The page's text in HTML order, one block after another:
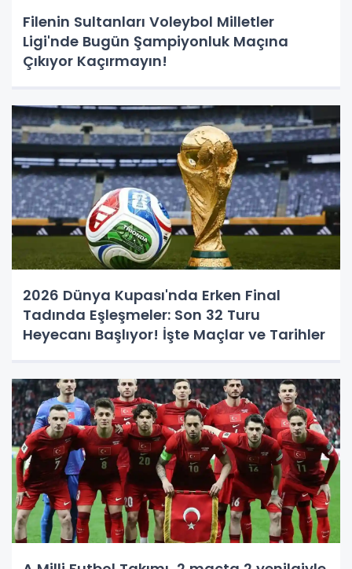
Filenin Sultanları Voleybol Milletler
Ligi'nde Bugün Şampiyonluk Maçına
Çıkıyor Kaçırmayın!
2026 Dünya Kupası'nda Erken Final
Tadında Eşleşmeler: Son 32 Turu
Heyecanı Başlıyor! İşte Maçlar ve Tarihler